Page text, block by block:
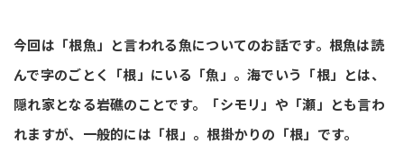
今回は「根魚」と言われる魚についてのお話です。根魚は読
んで字のごとく「根」にいる「魚」。海でいう「根」とは、
隠れ家となる岩礁のことです。「シモリ」や「瀬」とも言わ
れますが、一般的には「根」。根掛かりの「根」です。